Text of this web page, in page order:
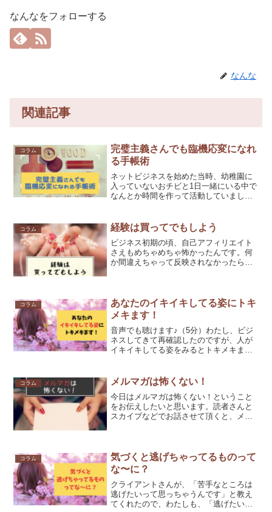
なんなをフォローする
なんな
関連記事
コラム
完璧主義さんでも臨機応変になれ
る手帳術
ネットビジネスを始めた当時、幼稚園に
入っていないおチビと1日一緒にいる中で
なんとか時間を作って活動していまし
便のお仕事もしていました。そして、夜
子供たちを寝かしつける...
コラム 経験は買ってでもしよう
ビジネス初期の頃、自己アフィリエイト
さえもめちゃめちゃ怖かったんです。何
か間違えちゃって反映されなかったらど
ぱいになる人でした...
コラム
あなたのイキイキしてる姿にトキ
メキます！
音声でも聴けます♪（5分）わたし、ビジ
ネスしてきて再確認したのですが、人が
イキイキしてる姿をみるとトキメキま
メキます。うれしいな〜〜〜って思う。
（今も想像しただけで泣き...
コラム メルマガは怖くない！
今日はメルマガは怖くない！ということ
をお伝えしたいと思います。読者さんと
スカイプなどでお話させて頂くと、メル
そうだったのですごくよく...
コラム
気づくと逃げちゃってるものって
な〜に？
クライアントさんが、「苦手なところは
逃げたいって思っちゃうんです」と教え
てくれたので、わたしも、「逃げたいっ